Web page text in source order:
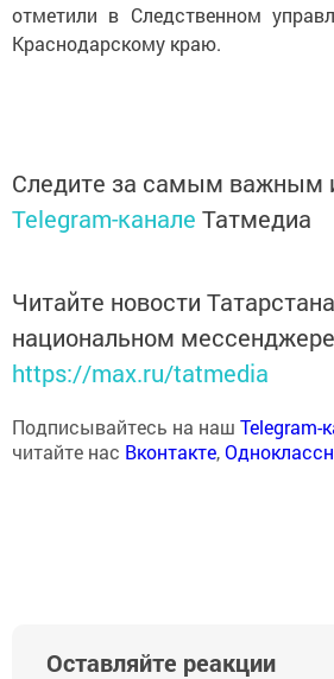
отметили в Следственном
Краснодарскому краю.
Следите за самым важным
Telegram-канале Татмедиа
Читайте новости
национальном
https://max.ru/tatmedia
Подписывайтесь на наш Telegram-
читайте нас Вконтакте,
Оставляйте реакции